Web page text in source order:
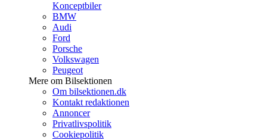
Konceptbiler
BMW
Audi
Ford
Porsche
Volkswagen
Peugeot
Mere om Bilsektionen
Om bilsektionen.dk
Kontakt redaktionen
Annoncer
Privatlivspolitik
Cookiepolitik